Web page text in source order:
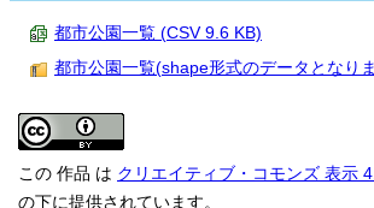
都市公園一覧 (CSV 9.6 KB)
都市公園一覧(shape形式のデータとなり
この 作品 は クリエイティブ・コモンズ 表示
の下に提供されています。